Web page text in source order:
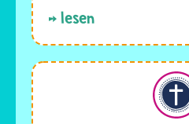
lesen
Christentum